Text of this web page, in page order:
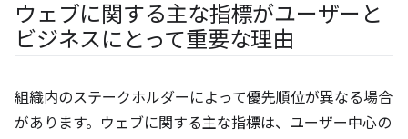
ウェブに関する主な指標がユーザーと
ビジネスにとって重要な理由
組織内のステークホルダーによって優先順位が異なる場合
があります。ウェブに関する主な指標は、ユーザー中心の